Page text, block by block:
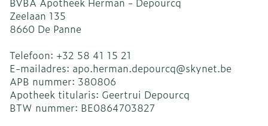
Zeelaan 135
8660 De Panne
Telefoon: +32 58 41 15 21
E-mailadres: apo.herman.depourcq@skynet.be
APB nummer: 380806
Apotheek titularis: Geertrui Depourcq
BTW nummer: BE0864703827